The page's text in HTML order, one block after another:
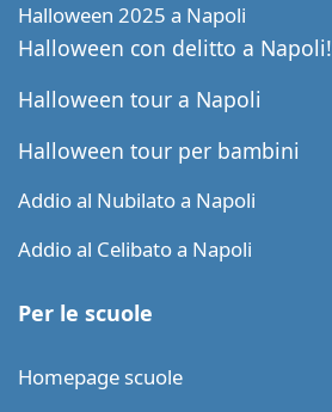
Halloween 2025 a Napoli
Halloween con delitto a Napoli!
Halloween tour a Napoli
Halloween tour per bambini
Addio al Nubilato a Napoli
Addio al Celibato a Napoli
Per le scuole
Homepage scuole